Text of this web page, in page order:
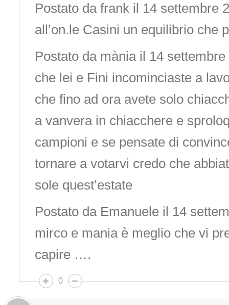
Postato da frank il 14 settembre
all’on.le Casini un equilibrio che
Postato da mània il 14
che lei e Fini incominciaste a
che fino ad ora avete solo
a vanvera in chiacchere e
campioni e se pensate di
tornare a votarvi credo che
sole quest’estate
Postato da Emanuele il 14
mirco e mania è meglio che vi
capire ….
0